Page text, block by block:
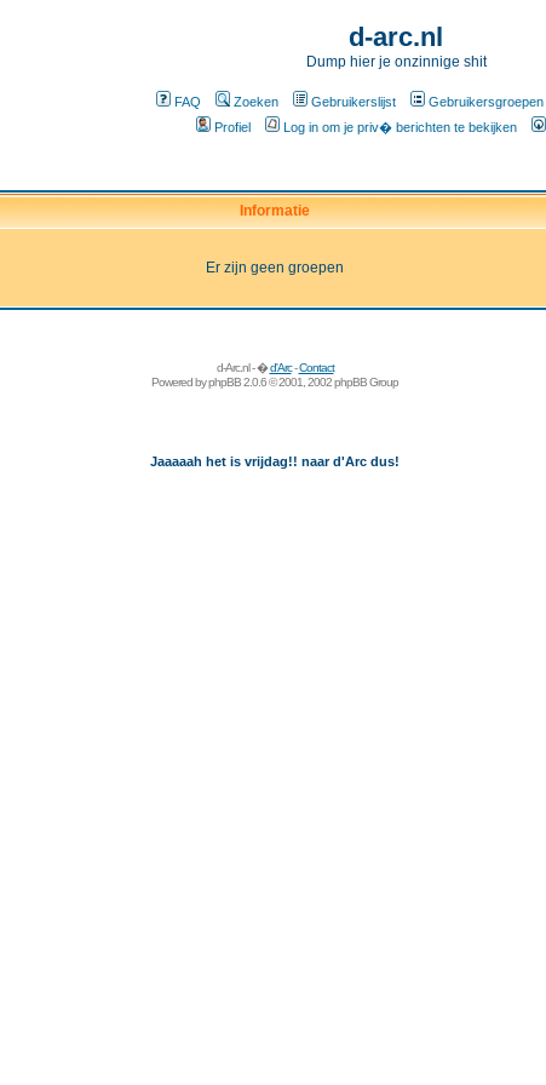
d-arc.nl
Dump hier je onzinnige shit
FAQ Zoeken Gebruikerslijst Gebruikersgroepen
Profiel
Log in om je priv� berichten te bekijken
Informatie
Er zijn geen groepen
d-Arc.nl - �d'Arc-Contact
Powered byphpBB2.0.6 © 2001, 2002 phpBB Group
Jaaaaah het is vrijdag!! naar d'Arc dus!